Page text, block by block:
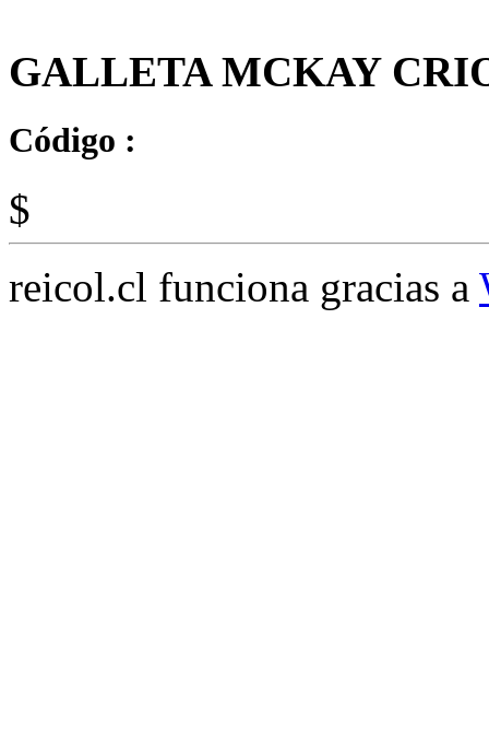
GALLETA MCKAY
Código :
$
reicol.cl funciona gracias a